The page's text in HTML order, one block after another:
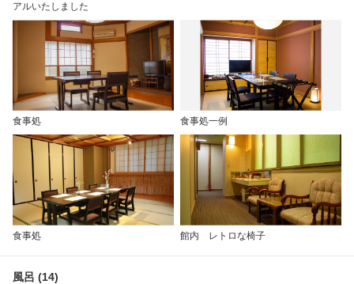
アルいたしました
食事処 食事処一例
食事処 館内 レトロな椅子
風呂 (14)